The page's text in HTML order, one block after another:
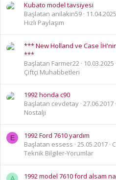
Kubato model tavsiyesi
Başlatan anilakin59
11.04.2025
Hızlı Paylaşım
*** New Holland ve Case
***
Başlatan Farmer22
10.03.2025
Çiftçi Muhabbetleri
1992 honda c90
Başlatan cevdetay 27.06.2017
Nostalji
E
1992 Ford 7610 yardım
Başlatan essess 25.05.2017
Teknik Bilgiler-Yorumlar
1992 model 7610 ford alsam